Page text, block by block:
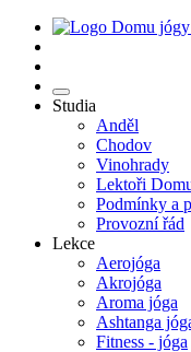
Studia
Anděl
Chodov
Vinohrady
Lektoři
Podmínky a
Provozní řád
Lekce
Aerojóga
Akrojóga
Aroma jóga
Ashtanga
Fitness - jóga